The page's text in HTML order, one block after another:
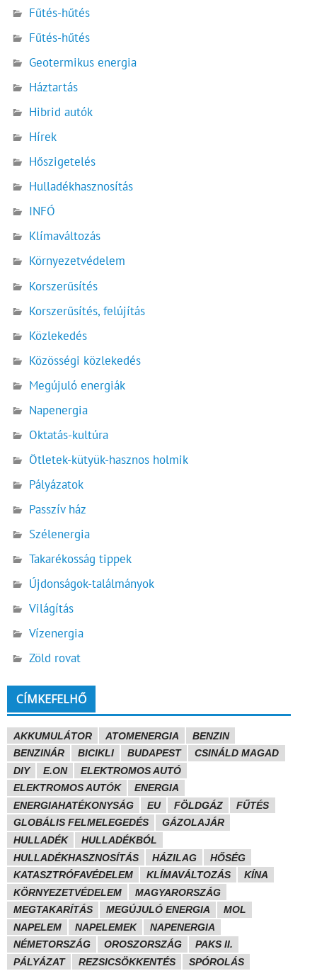
Fűtés-hűtés
Fűtés-hűtés
Geotermikus energia
Háztartás
Hibrid autók
Hírek
Hőszigetelés
Hulladékhasznosítás
INFÓ
Klímaváltozás
Környezetvédelem
Korszerűsítés
Korszerűsítés, felújítás
Közlekedés
Közösségi közlekedés
Megújuló energiák
Napenergia
Oktatás-kultúra
Ötletek-kütyük-hasznos holmik
Pályázatok
Passzív ház
Szélenergia
Takarékosság tippek
Újdonságok-találmányok
Világítás
Vízenergia
Zöld rovat
CÍMKEFELHŐ
AKKUMULÁTOR ATOMENERGIA
BENZIN
BENZINÁR
BICIKLI BUDAPEST
CSINÁLD MAGAD
DIY
E.ON
ELEKTROMOS AUTÓ
ELEKTROMOS AUTÓK
ENERGIA
ENERGIAHATÉKONYSÁG
EU FÖLDGÁZ
FŰTÉS
GLOBÁLIS FELMELEGEDÉS
GÁZOLAJÁR
HULLADÉK
HULLADÉKBÓL
HULLADÉKHASZNOSÍTÁS
HÁZILAG
HŐSÉG
KATASZTRÓFAVÉDELEM
KLÍMAVÁLTOZÁS
KÍNA
KÖRNYEZETVÉDELEM
MAGYARORSZÁG
MEGTAKARÍTÁS
MEGÚJULÓ ENERGIA
MOL
NAPELEM
NAPELEMEK
NAPENERGIA
NÉMETORSZÁG
OROSZORSZÁG
PAKS II.
PÁLYÁZAT
REZSICSÖKKENTÉS
SPÓROLÁS